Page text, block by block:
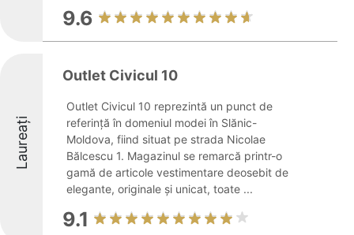
9.6
Laureați
Outlet Civicul 10
Outlet Civicul 10 reprezintă un punct de
referință în domeniul modei în Slănic-
Moldova, fiind situat pe strada Nicolae
Bălcescu 1. Magazinul se remarcă printr-o
gamă de articole vestimentare deosebit de
elegante, originale și unicat, toate ...
9.1